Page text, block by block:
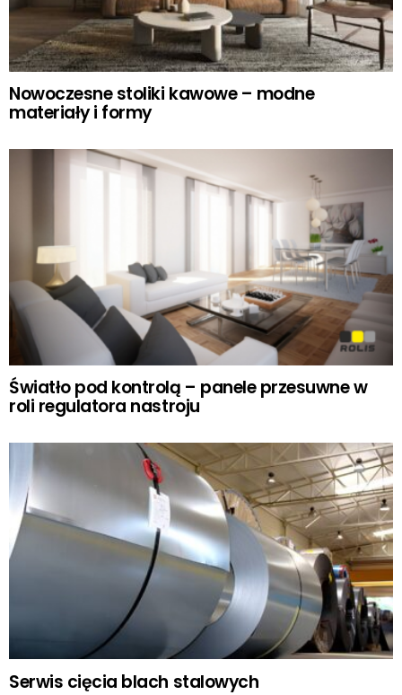
Nowoczesne stoliki kawowe – modne
materiały i formy
Światło pod kontrolą – panele przesuwne w
roli regulatora nastroju
Serwis cięcia blach stalowych